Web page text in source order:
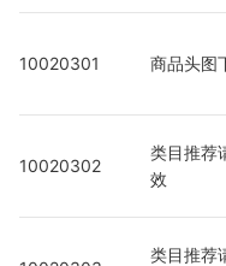
10020301 商品头图
10020302
类目推荐
效
类目推荐